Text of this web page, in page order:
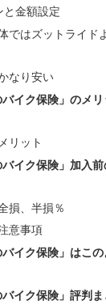
と金額設定
ではズットライド
なり安い
イク保険」のメ
リット
イク保険」加入
損、半損％
意事項
イク保険」はこ
イク保険」評判ま